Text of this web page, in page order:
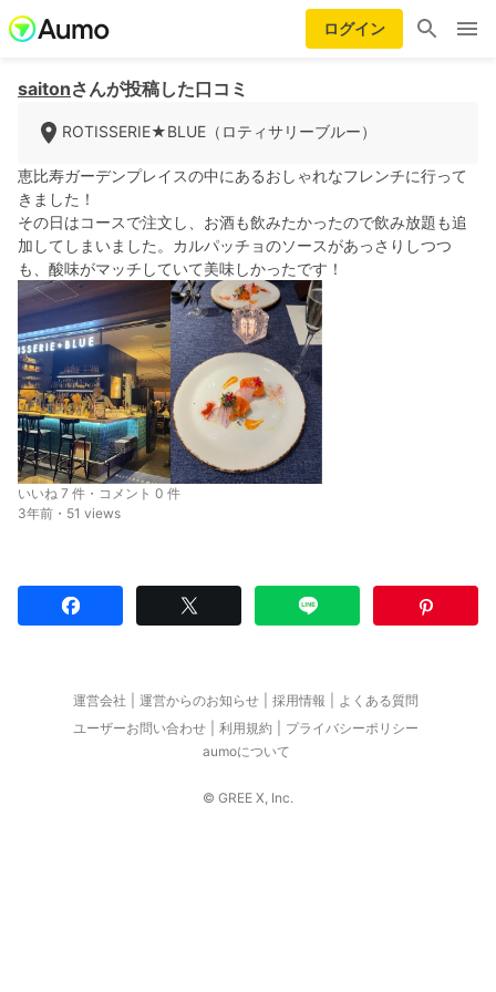
ログイン
saitonさんが投稿した口コミ
ROTISSERIE★BLUE（ロティサリーブルー）
恵比寿ガーデンプレイスの中にあるおしゃれなフレンチに行って
きました！
その日はコースで注文し、お酒も飲みたかったので飲み放題も追
加してしまいました。カルパッチョのソースがあっさりしつつ
も、酸味がマッチしていて美味しかったです！
いいね 7 件・コメント 0 件
3年前・51 views
運営会社 運営からのお知らせ 採用情報
よくある質問
ユーザーお問い合わせ
利用規約
プライバシーポリシー
aumoについて
© GREE X, Inc.